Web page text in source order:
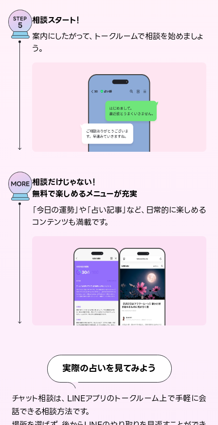
相談スタート！
案内にしたがって、トークルームで相談を始めましょ
う。
相談だけじゃない！
無料で楽しめるメニューが充実
「今日の運勢」や「占い記事」など、日常的に楽しめる
コンテンツも満載です。
実際の占いを見てみよう
チャット相談は、LINEアプリのトークルーム上で手軽に会
話できる相談方法です。